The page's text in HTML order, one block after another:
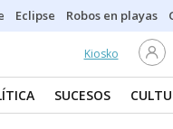
Eclipse Robos en playas
Kiosko
SUCESOS